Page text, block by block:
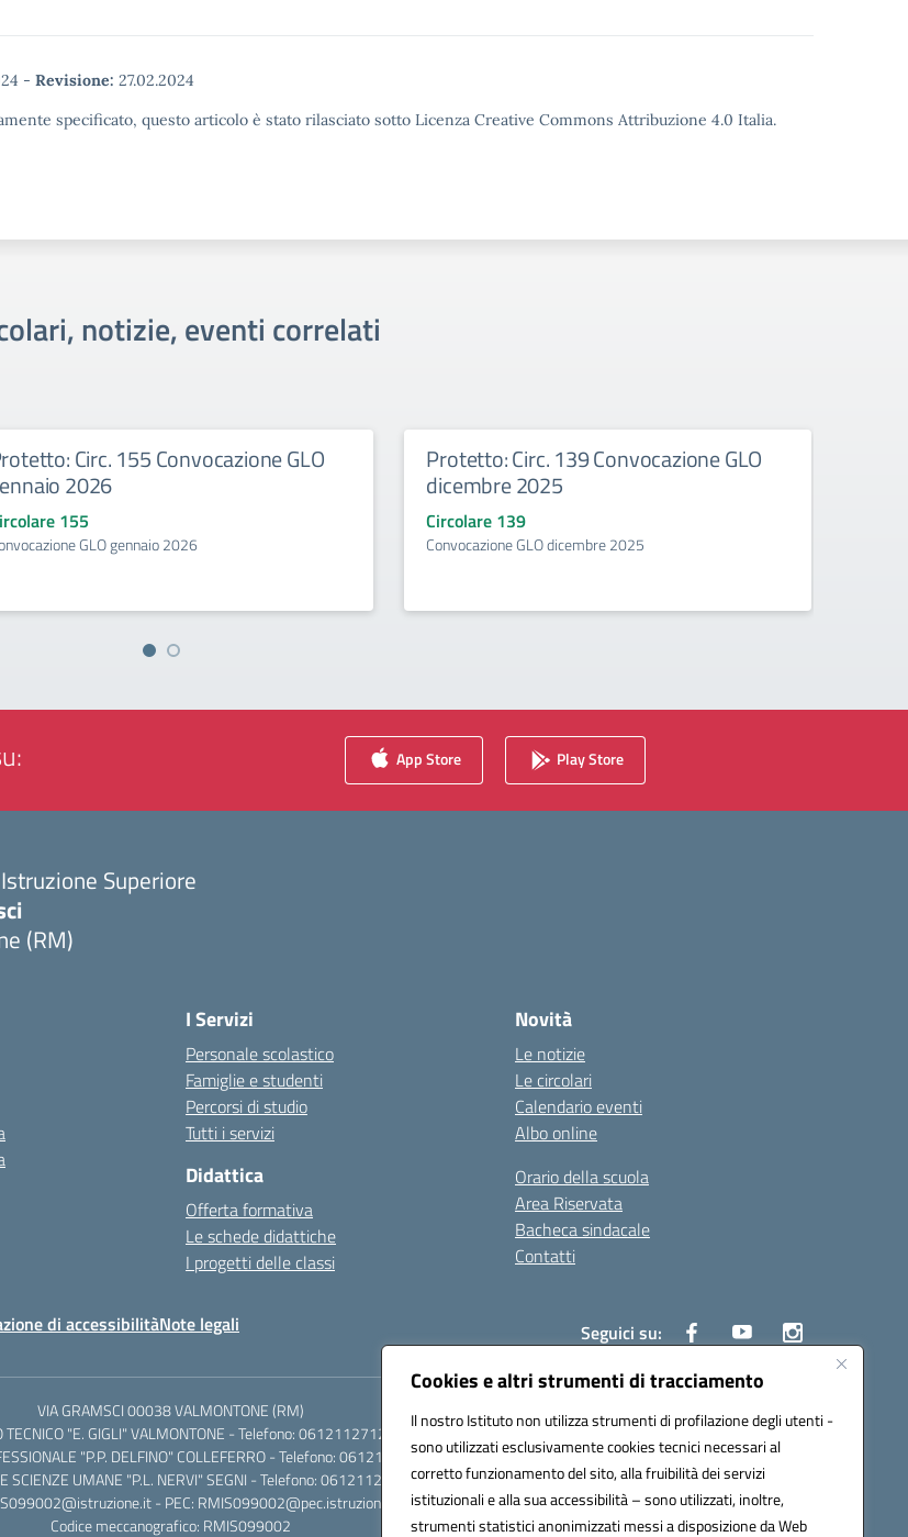
Cookies e altri strumenti di tracciamento
Il nostro Istituto non utilizza strumenti di profilazione degli utenti -
sono utilizzati esclusivamente cookies tecnici necessari al
corretto funzionamento del sito, alla fruibilità dei servizi
istituzionali e alla sua accessibilità – sono utilizzati, inoltre,
strumenti statistici anonimizzati messi a disposizione da Web
- Revisione: 27.02.2024
specificato, questo articolo è stato rilasciato sotto Licenza Creative Commons Attribuzione 4.0 Italia.
notizie, eventi correlati
Circ. 155 Convocazione GLO
2026
155
GLO gennaio 2026
Protetto: Circ. 139 Convocazione GLO
dicembre 2025
Circolare 139
Convocazione GLO dicembre 2025
App Store Play Store
Superiore
(RM)
I Servizi
Personale scolastico
Famiglie e studenti
Percorsi di studio
Tutti i servizi
Didattica
Offerta formativa
Le schede didattiche
I progetti delle classi
Novità
Le notizie
Le circolari
Calendario eventi
Albo online
Orario della scuola
Area Riservata
Bacheca sindacale
Contatti
di accessibilitàNote legali Seguici su:
VIA GRAMSCI 00038 VALMONTONE (RM)
TECNICO "E. GIGLI" VALMONTONE - Telefono: 06121127125
"P.P. DELFINO" COLLEFERRO - Telefono: 06121126825
SCIENZE UMANE "P.L. NERVI" SEGNI - Telefono: 06121126845
- PEC: RMIS099002@pec.istruzione.it
Codice meccanografico: RMIS099002